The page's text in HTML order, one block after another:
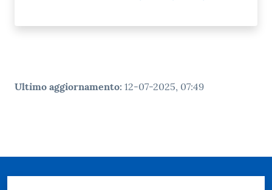
Ultimo aggiornamento: 12-07-2025, 07:49